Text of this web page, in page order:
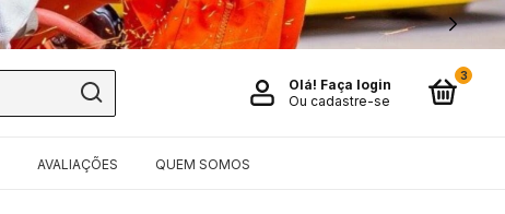
Olá! Faça login
Ou cadastre-se
3
AVALIAÇÕES QUEM SOMOS